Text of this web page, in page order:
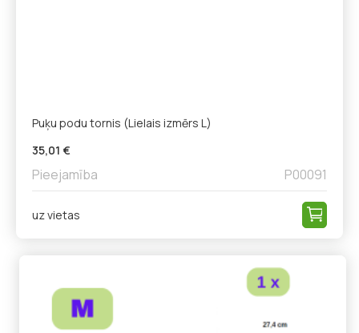
Puķu podu tornis (Lielais izmērs L)
35,01 €
P00091
Pieejamība
uz vietas